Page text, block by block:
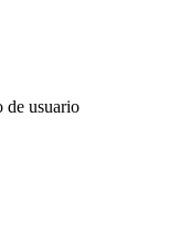
de usuario